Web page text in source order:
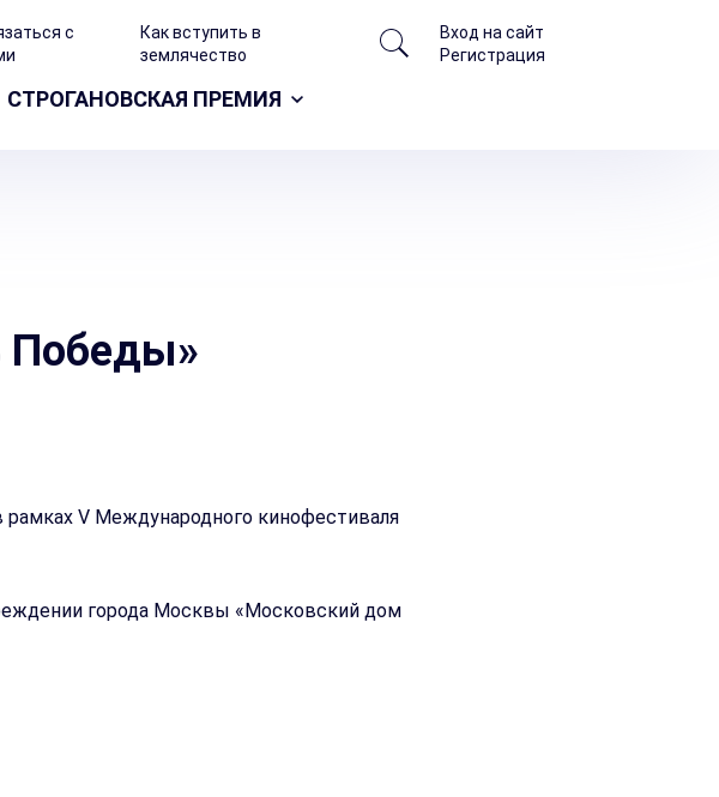
с
Как вступить в
землячество
Вход на сайт
Регистрация
СТРОГАНОВСКАЯ ПРЕМИЯ
Победы»
V Международного кинофестиваля
города Москвы «Московский дом